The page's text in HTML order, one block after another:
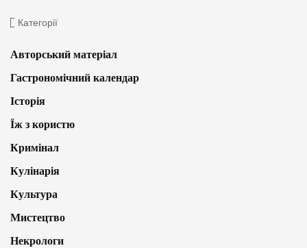
Категорії
Авторський матеріал
Гастрономічний календар
Історія
Їж з користю
Кримінал
Кулінарія
Культура
Мистецтво
Некрологи